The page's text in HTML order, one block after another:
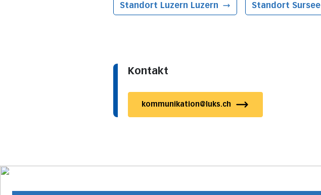
Standort Luzern Luzern Standort Sursee
Kontakt
kommunikation@luks.ch